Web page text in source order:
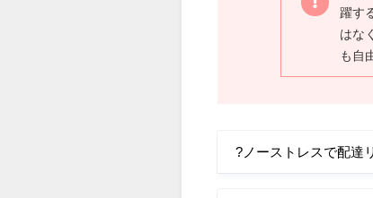
躍す
はな
も自
?ノーストレスで配達